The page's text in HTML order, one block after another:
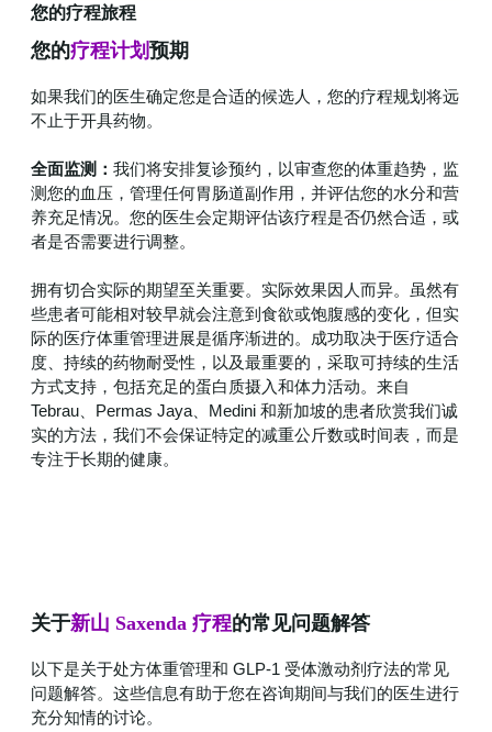
您的疗程旅程
您的疗程计划预期
如果我们的医生确定您是合适的候选人，您的疗程规划将远
不止于开具药物。
全面监测： 我们将安排复诊预约，以审查您的体重趋势，监
测您的血压，管理任何胃肠道副作用，并评估您的水分和营
养充足情况。您的医生会定期评估该疗程是否仍然合适，或
者是否需要进行调整。
拥有切合实际的期望至关重要。实际效果因人而异。虽然有
些患者可能相对较早就会注意到食欲或饱腹感的变化，但实
际的医疗体重管理进展是循序渐进的。成功取决于医疗适合
度、持续的药物耐受性，以及最重要的，采取可持续的生活
方式支持，包括充足的蛋白质摄入和体力活动。来自
Tebrau、Permas Jaya、Medini 和新加坡的患者欣赏我们诚
实的方法，我们不会保证特定的减重公斤数或时间表，而是
专注于长期的健康。
关于新山 Saxenda 疗程的常见问题解答
以下是关于处方体重管理和 GLP-1 受体激动剂疗法的常见
问题解答。这些信息有助于您在咨询期间与我们的医生进行
充分知情的讨论。